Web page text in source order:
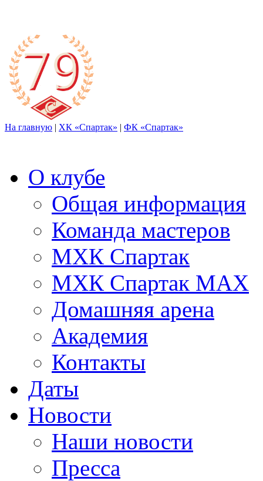
На главную | ХК «Спартак» | ФК «Спартак»
О клубе
Общая информация
Команда мастеров
МХК Спартак
МХК Спартак МАХ
Домашняя арена
Академия
Контакты
Даты
Новости
Наши новости
Пресса